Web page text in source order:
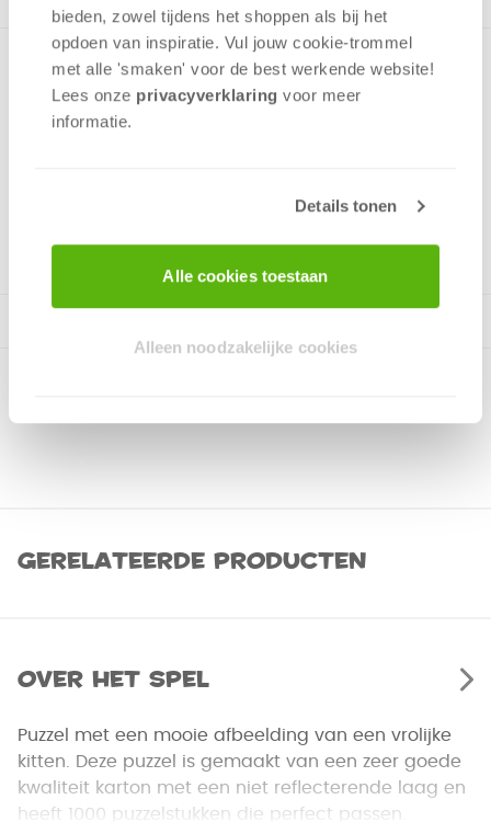
bieden, zowel tijdens het shoppen als bij het
opdoen van inspiratie. Vul jouw cookie-trommel
met alle 'smaken' voor de best werkende website​!
Lees onze privacyverklaring voor meer
informatie.
Details tonen
Alle cookies toestaan
Alleen noodzakelijke cookies
Puzzel met een mooie afbeelding van een vrolijke kitten.
Deze puzzel is gemaakt van een zeer goede kwaliteit karton
met een niet reflecterende laag en heeft 1000
Gerelateerde producten
Over het spel
Puzzel met een mooie afbeelding van een vrolijke
kitten. Deze puzzel is gemaakt van een zeer goede
kwaliteit karton met een niet reflecterende laag en
heeft 1000 puzzelstukken die perfect passen.